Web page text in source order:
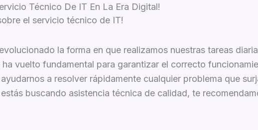
Técnico De IT En La Era Digital!
el servicio técnico de IT!
la forma en que realizamos nuestras tareas
vuelto fundamental para garantizar el correcto
a resolver rápidamente cualquier problema que
buscando asistencia técnica de calidad, te